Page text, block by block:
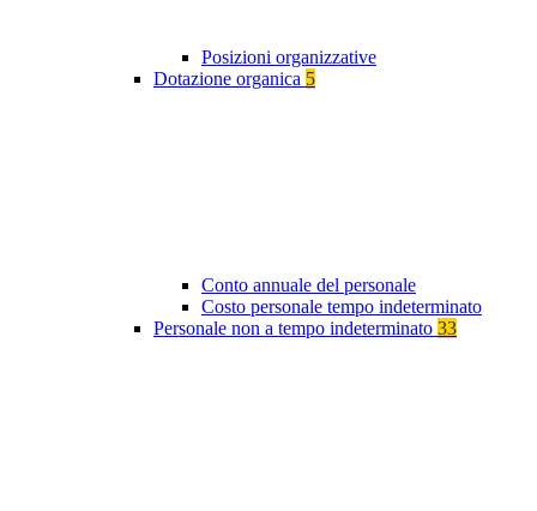
Posizioni organizzative
Dotazione organica 5
Conto annuale del personale
Costo personale tempo indeterminato
Personale non a tempo indeterminato 33